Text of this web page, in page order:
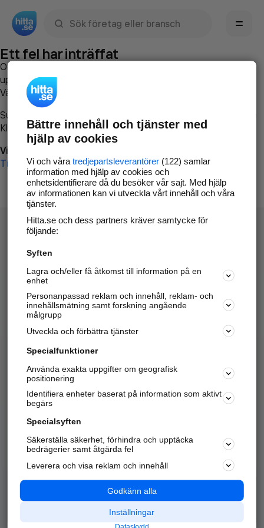
Ett fel har inträffat
Om du vill kan du
uppstod så att vi lättare och snabbare kan avhjälpa det.
Vänligen försök med följande:
Surfa till
Klicka påTillbaka-knappen i webbläsaren och försök igen
Vi beklagar besväret!
Till startsidan
Hitta.se - Gratis nummerupplysning.
Sök företag, personer och platser.
Hitta telefonnummer, adresser, företagsinfo mm.
Marknadsför företaget
Kom igång och annonsera mot
samarbetspartners nära dig.
Alla kategorier
Populära sökningar
API & Kartor
Annonsera
Integritet
Nödnummer
Bättre innehåll och tjänster med
hjälp av cookies
Vi och våra tredjepartsleverantörer(122) samlar
information med hjälp av cookies och
enhetsidentifierare då du besöker vår sajt. Med hjälp
av informationen kan vi utveckla vårt innehåll och våra
tjänster.
Hitta.se och dess partners kräver samtycke för
följande:
Syften
Lagra och/eller få åtkomst till information på en
enhet
Personanpassad reklam och innehåll, reklam- och
innehållsmätning samt forskning angående
målgrupp
Utveckla och förbättra tjänster
Specialfunktioner
Använda exakta uppgifter om geografisk
positionering
Identifiera enheter baserat på information som aktivt
begärs
Specialsyften
Säkerställa säkerhet, förhindra och upptäcka
bedrägerier samt åtgärda fel
Leverera och visa reklam och innehåll
Godkänn alla
Inställningar
Dataskydd